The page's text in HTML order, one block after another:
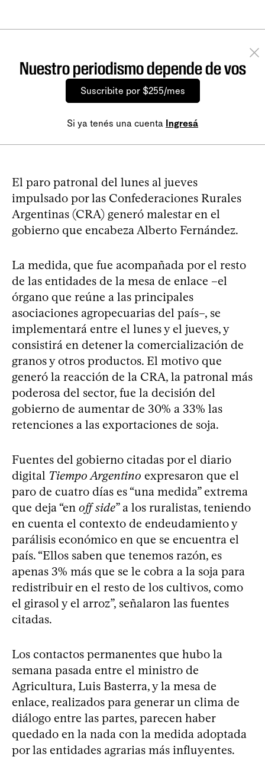
Nuestro periodismo depende de vos
Suscribite por $255/mes
Si ya tenés una cuenta Ingresá
El paro patronal del lunes al jueves
impulsado por las Confederaciones Rurales
Argentinas (CRA) generó malestar en el
gobierno que encabeza Alberto Fernández.
La medida, que fue acompañada por el resto
de las entidades de la mesa de enlace –el
órgano que reúne a las principales
asociaciones agropecuarias del país–, se
implementará entre el lunes y el jueves, y
consistirá en detener la comercialización de
granos y otros productos. El motivo que
generó la reacción de la CRA, la patronal más
poderosa del sector, fue la decisión del
gobierno de aumentar de 30% a 33% las
retenciones a las exportaciones de soja.
Fuentes del gobierno citadas por el diario
digital Tiempo Argentino expresaron que el
paro de cuatro días es “una medida” extrema
que deja “en off side” a los ruralistas, teniendo
en cuenta el contexto de endeudamiento y
parálisis económico en que se encuentra el
país. “Ellos saben que tenemos razón, es
apenas 3% más que se le cobra a la soja para
redistribuir en el resto de los cultivos, como
el girasol y el arroz”, señalaron las fuentes
citadas.
Los contactos permanentes que hubo la
semana pasada entre el ministro de
Agricultura, Luis Basterra, y la mesa de
enlace, realizados para generar un clima de
diálogo entre las partes, parecen haber
quedado en la nada con la medida adoptada
por las entidades agrarias más influyentes.